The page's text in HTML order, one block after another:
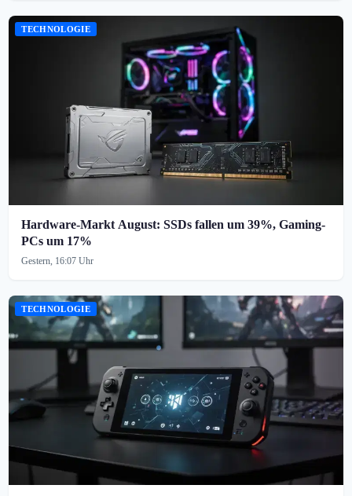
TECHNOLOGIE
Hardware-Markt August: SSDs fallen um 39%, Gaming-
PCs um 17%
Gestern, 16:07 Uhr
TECHNOLOGIE